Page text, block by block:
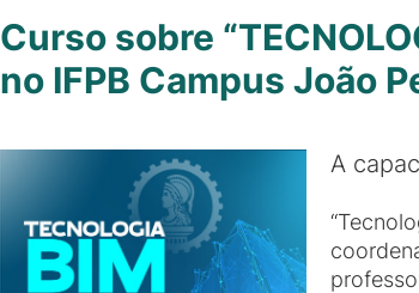
Curso sobre
no IFPB Campus João
A